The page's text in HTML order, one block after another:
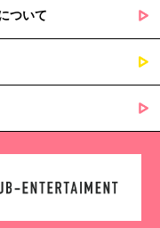
ついて